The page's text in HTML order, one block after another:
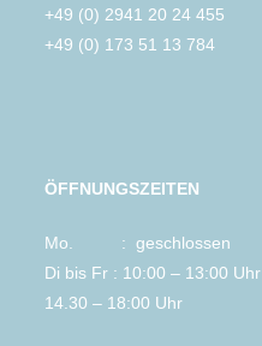
+49 (0) 2941 20 24 455
+49 (0) 173 51 13 784
ÖFFNUNGSZEITEN
Mo. : geschlossen
Di bis Fr : 10:00 – 13:00 Uhr
14.30 – 18:00 Uhr